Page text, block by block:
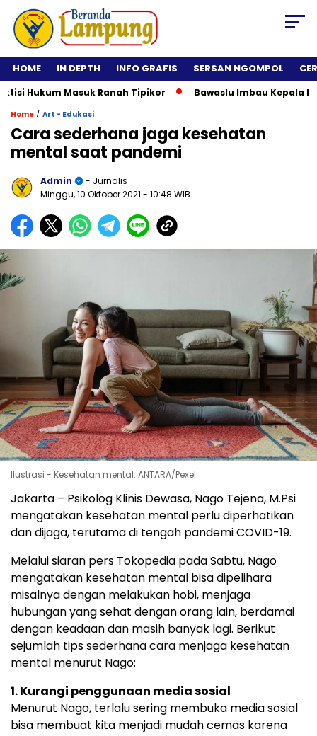
HOME IN DEPTH INFO GRAFIS SERSAN NGOMPOL
Masuk Ranah Tipikor Bawaslu Imbau Kepala
Home / Art - Edukasi
Cara sederhana jaga kesehatan
mental saat pandemi
Admin
- Jurnalis
Minggu, 10 Oktober 2021 - 10:48 WIB
Ilustrasi - Kesehatan mental. ANTARA/Pexel.
Jakarta – Psikolog Klinis Dewasa, Nago Tejena, M.Psi
mengatakan kesehatan mental perlu diperhatikan
dan dijaga, terutama di tengah pandemi COVID-19.
Melalui siaran pers Tokopedia pada Sabtu, Nago
mengatakan kesehatan mental bisa dipelihara
misalnya dengan melakukan hobi, menjaga
hubungan yang sehat dengan orang lain, berdamai
dengan keadaan dan masih banyak lagi. Berikut
sejumlah tips sederhana cara menjaga kesehatan
mental menurut Nago:
1. Kurangi penggunaan media sosial
Menurut Nago, terlalu sering membuka media sosial
bisa membuat kita menjadi mudah cemas karena